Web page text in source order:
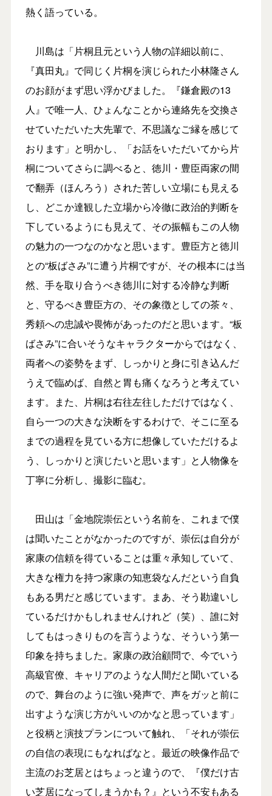
熱く語っている。
川島は「片桐且元という人物の詳細以前に、
『真田丸』で同じく片桐を演じられた小林隆さん
のお顔がまず思い浮かびました。『鎌倉殿の13
人』で唯一人、ひょんなことから連絡先を交換さ
せていただいた大先輩で、不思議なご縁を感じて
おります」と明かし、「お話をいただいてから片
桐についてさらに調べると、徳川・豊臣両家の間
で翻弄（ほんろう）された苦しい立場にも見える
し、どこか達観した立場から冷徹に政治的判断を
下しているようにも見えて、その振幅もこの人物
の魅力の一つなのかなと思います。豊臣方と徳川
との“板ばさみ”に遭う片桐ですが、その根本には当
然、手を取り合うべき徳川に対する冷静な判断
と、守るべき豊臣方の、その象徴としての茶々、
秀頼への忠誠や畏怖があったのだと思います。“板
ばさみ”に合いそうなキャラクターからではなく、
両者への姿勢をまず、しっかりと身に引き込んだ
うえで臨めば、自然と胃も痛くなろうと考えてい
ます。また、片桐は右往左往しただけではなく、
自ら一つの大きな決断をするわけで、そこに至る
までの過程を見ている方に想像していただけるよ
う、しっかりと演じたいと思います」と人物像を
丁寧に分析し、撮影に臨む。
田山は「金地院崇伝という名前を、これまで僕
は聞いたことがなかったのですが、崇伝は自分が
家康の信頼を得ていることは重々承知していて、
大きな権力を持つ家康の知恵袋なんだという自負
もある男だと感じています。まあ、そう勘違いし
ているだけかもしれませんけれど（笑）、誰に対
してもはっきりものを言うような、そういう第一
印象を持ちました。家康の政治顧問で、今でいう
高級官僚、キャリアのような人間だと聞いている
ので、舞台のように強い発声で、声をガッと前に
出すような演じ方がいいのかなと思っています」
と役柄と演技プランについて触れ、「それが崇伝
の自信の表現にもなればなと。最近の映像作品で
主流のお芝居とはちょっと違うので、『僕だけ古
い芝居になってしまうかも？』という不安もある